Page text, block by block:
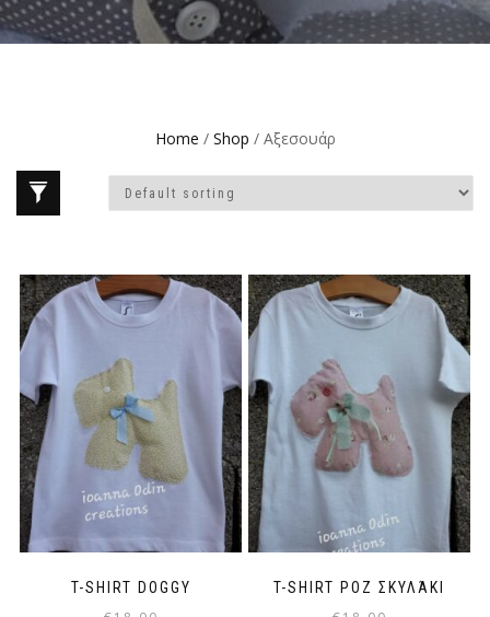
Home / Shop / Αξεσουάρ
T-SHIRT DOGGY T-SHIRT ΡΟΖ ΣΚΥΛΆΚΙ